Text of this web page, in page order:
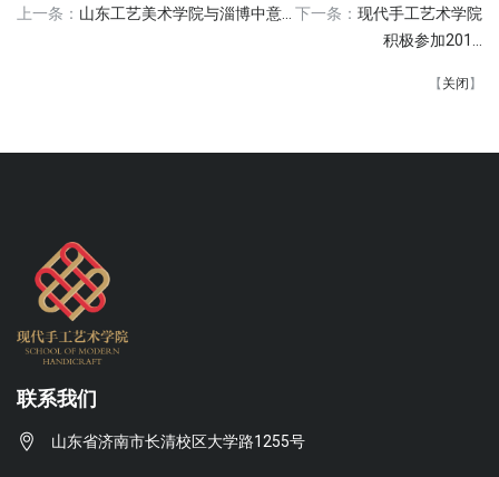
上一条： 山东工艺美术学院与淄博中意... 下一条： 现代手工艺术学院
积极参加201...
【 关闭 】
联系我们
山东省济南市长清校区大学路1255号